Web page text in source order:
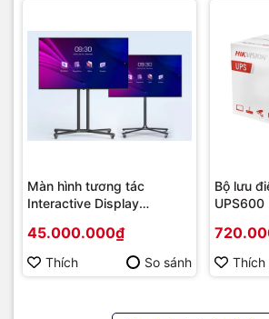
Màn hình tương tác
Interactive Display
86 | Cấu hình cao cấp |
Hàng chính hãng
45.000.000₫
Thích So sánh
Bộ lưu
UPS600
Thích